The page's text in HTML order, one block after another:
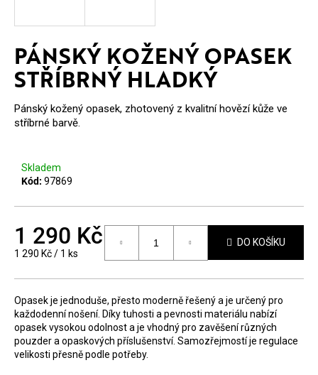
PÁNSKÝ KOŽENÝ OPASEK
STŘÍBRNÝ HLADKÝ
Pánský kožený opasek, zhotovený z kvalitní hovězí kůže ve
stříbrné barvě.
Skladem
Kód: 97869
1 290 Kč
Měrná
1 290 Kč / 1 ks
DO KOŠÍKU
Opasek je jednoduše, přesto moderně řešený a je určený pro
každodenní nošení. Díky tuhosti a pevnosti materiálu nabízí
opasek vysokou odolnost a je vhodný pro zavěšení různých
pouzder a opaskových příslušenství. Samozřejmostí je regulace
velikosti přesně podle potřeby.
E
T
E
N
A
T
?
D
o